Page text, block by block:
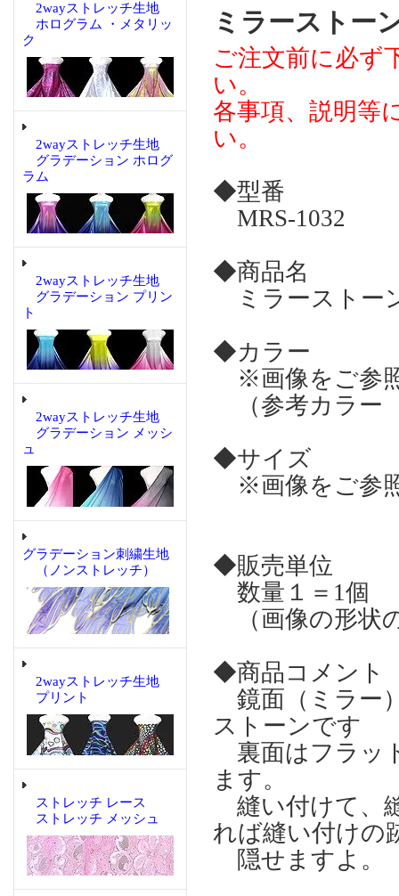
2wayストレッチ生地
ホログラム ・メタリッ
ク
2wayストレッチ生地
グラデーション ホログ
ラム
2wayストレッチ生地
グラデーション プリン
ト
2wayストレッチ生地
グラデーション メッシ
ュ
グラデーション刺繍生地
（ノンストレッチ）
2wayストレッチ生地
プリント
ストレッチ レース
ストレッチ メッシュ
ミラースト
ご注文前に必ず
い。
各事項、説明等
い。
◆型番
MRS-1032
◆商品名
ミラーストー
◆カラー
※画像をご参
（参考カラー
◆サイズ
※画像をご参
◆販売単位
数量１＝1個
（画像の形状
◆商品コメント
鏡面（ミラー
ストーンです
裏面はフラッ
ます。
縫い付けて、
れば縫い付けの
隠せますよ。